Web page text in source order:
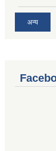
अन्य